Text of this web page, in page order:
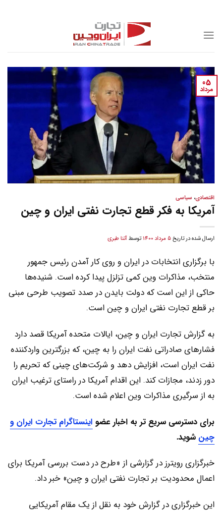
content
05
مرداد
اقتصادی، سیاسی
آمریکا به فکر قطع تجارت نفتی ایران و چین
ارسال شده در تاریخ5 مرداد 1400 توسط آتنا طبری
با برگزاری انتخابات در ایران و روی کار آمدن رئیس جمهور
منتخب، مذاکرات وین کمی تزلزل پیدا کرده است. شنیده‌ها
حاکی از این است که دولت بایدن در صدد تصویب طرحی مبنی
بر قطع تجارت نفتی ایران و چین است.
به گزارش تجارت ایران و چین، ایالات متحده آمریکا قصد دارد
فشارهای صادراتی نفت ایران را به چین، که بزرگترین واردکننده
نفت ایران است، افزایش دهد و شرکت‌های چینی که تحریم را
دور زدند، مجازات کند. این اقدام آمریکا در راستای ترغیب ایران
به از سرگیری مذاکرات وین اعلام شده است.
برای دسترسی سریع تر به اخبار عضو اینستاگرام تجارت ایران و
چین شوید.
خبرگزاری رویترز در گزارشی از «طرح در دست بررسی آمریکا برای
اعمال محدودیت بر تجارت نفتی ایران و چین» خبر داد.
این خبرگزاری در گزارش خود به نقل از یک مقام آمریکایی